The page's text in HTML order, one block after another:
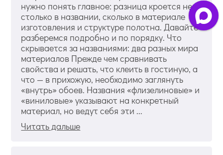
нужно понять главное: разница кроется не
столько в названии, сколько в материале
изготовления и структуре полотна. Давайте
разберемся подробно и по порядку. Что
скрывается за названиями: два разных мира
материалов Прежде чем сравнивать
свойства и решать, что клеить в гостиную, а
что — в прихожую, необходимо заглянуть
«внутрь» обоев. Названия «флизелиновые» и
«виниловые» указывают на конкретный
материал, но ведут себя эти ...
Читать дальше